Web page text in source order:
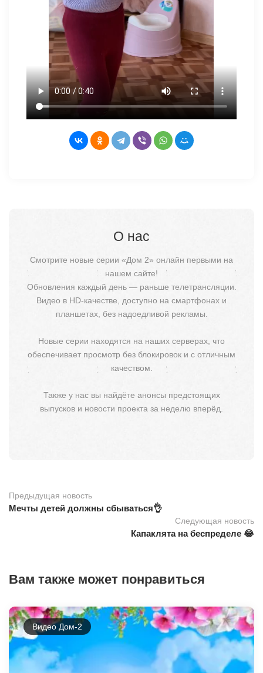
О нас
Смотрите новые серии «Дом 2» онлайн первыми на
нашем сайте!
Обновления каждый день — раньше телетрансляции.
Видео в HD-качестве, доступно на смартфонах и
планшетах, без надоедливой рекламы.
Новые серии находятся на наших серверах, что
обеспечивает просмотр без блокировок и с отличным
качеством.
Также у нас вы найдёте анонсы предстоящих
выпусков и новости проекта за неделю вперёд.
Предыдущая новость
Мечты детей должны сбываться👌
Следующая новость
Капаклята на беспределе 😂
Вам также может понравиться
Видео Дом-2